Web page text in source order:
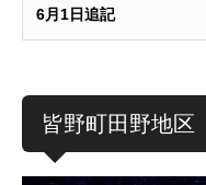
6月1日追記
皆野町田野地区